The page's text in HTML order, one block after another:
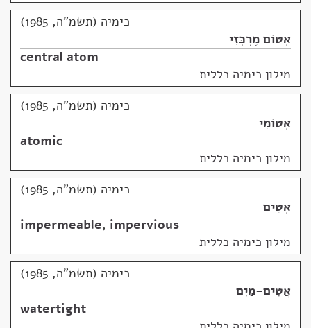
כימיה (תשמ"ה, 1985)
אָטוֹם מֶרְכָּזִי
central atom
מילון כימיה כללית
כימיה (תשמ"ה, 1985)
אָטוֹמִי
atomic
מילון כימיה כללית
כימיה (תשמ"ה, 1985)
אָטִים
impermeable, impervious
מילון כימיה כללית
כימיה (תשמ"ה, 1985)
אֲטִים-מַיִם
watertight